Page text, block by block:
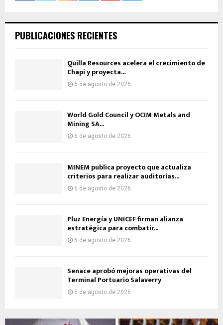
PUBLICACIONES RECIENTES
Quilla Resources acelera el crecimiento de
Chapi y proyecta...
6 de agosto de 2026
World Gold Council y OCIM Metals and
Mining SA...
6 de agosto de 2026
MINEM publica proyecto que actualiza
criterios para realizar auditorías...
6 de agosto de 2026
Pluz Energía y UNICEF firman alianza
estratégica para combatir...
6 de agosto de 2026
Senace aprobó mejoras operativas del
Terminal Portuario Salaverry
6 de agosto de 2026